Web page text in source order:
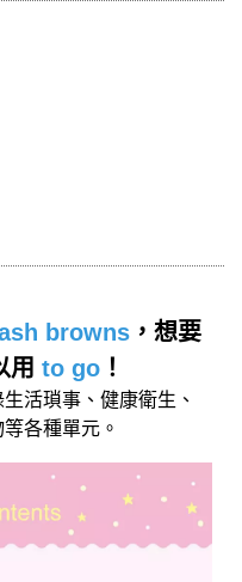
browns ，想要
用 to go ！
活瑣事、健康衛生、
各種單元。